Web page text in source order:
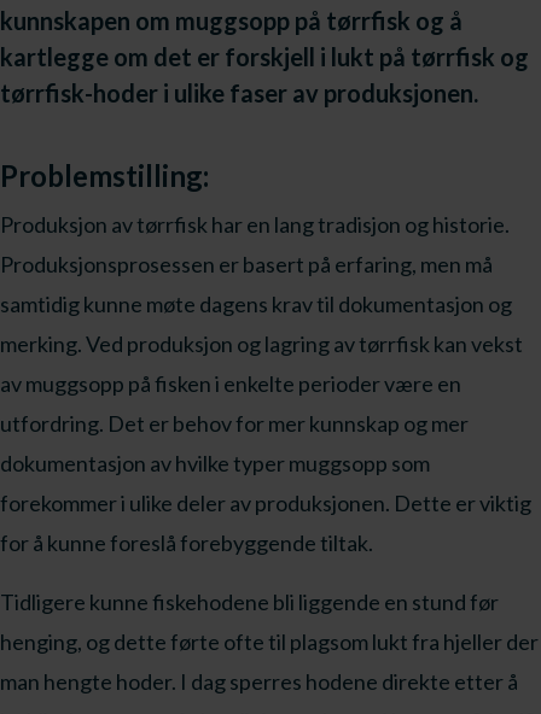
kunnskapen om muggsopp på tørrfisk og å
kartlegge om det er forskjell i lukt på tørrfisk og
tørrfisk-hoder i ulike faser av produksjonen.
Problemstilling:
Produksjon av tørrfisk har en lang tradisjon og historie.
Produksjonsprosessen er basert på erfaring, men må
samtidig kunne møte dagens krav til dokumentasjon og
merking. Ved produksjon og lagring av tørrfisk kan vekst
av muggsopp på fisken i enkelte perioder være en
utfordring. Det er behov for mer kunnskap og mer
dokumentasjon av hvilke typer muggsopp som
forekommer i ulike deler av produksjonen. Dette er viktig
for å kunne foreslå forebyggende tiltak.
Tidligere kunne fiskehodene bli liggende en stund før
henging, og dette førte ofte til plagsom lukt fra hjeller der
man hengte hoder. I dag sperres hodene direkte etter å